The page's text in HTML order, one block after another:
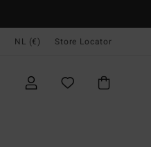
NL (€) Store Locator